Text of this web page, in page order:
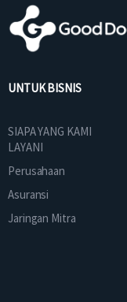
UNTUK BISNIS
SIAPA YANG KAMI
LAYANI
Perusahaan
Asuransi
Jaringan Mitra